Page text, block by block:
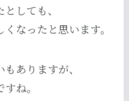
しても、
なったと思います。
ありますが、
ね。